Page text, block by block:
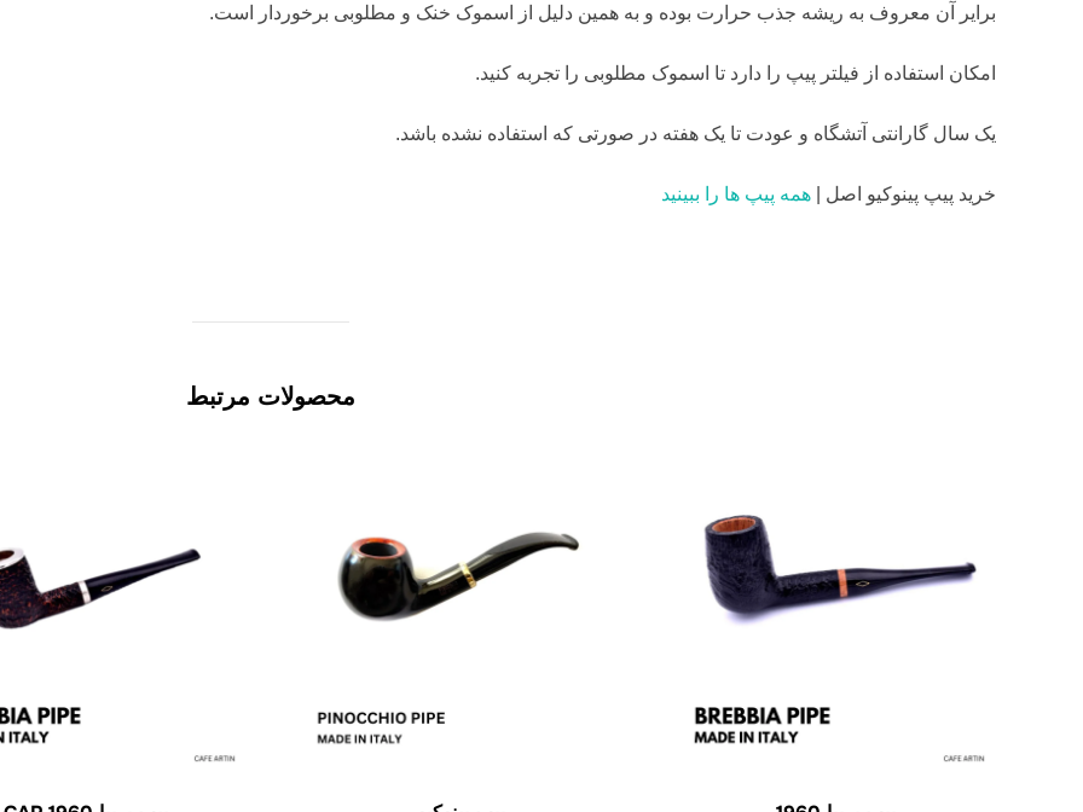
برایر آن معروف به ریشه جذب حرارت بوده و به همین دلیل از اسموک خنک و مطلوبی برخوردار است.
امکان استفاده از فیلتر پیپ را دارد تا اسموک مطلوبی را تجربه کنید.
یک سال گارانتی آتشگاه و عودت تا یک هفته در صورتی که استفاده نشده باشد.
خرید پیپ پینوکیو اصل | همه پیپ ها را ببینید
محصولات مرتبط